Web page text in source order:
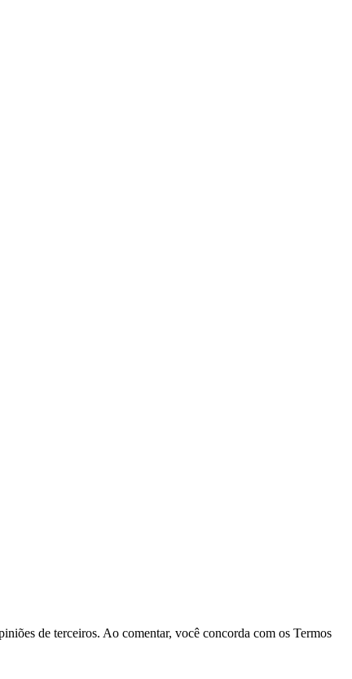
de terceiros. Ao comentar, você concorda com os Termos